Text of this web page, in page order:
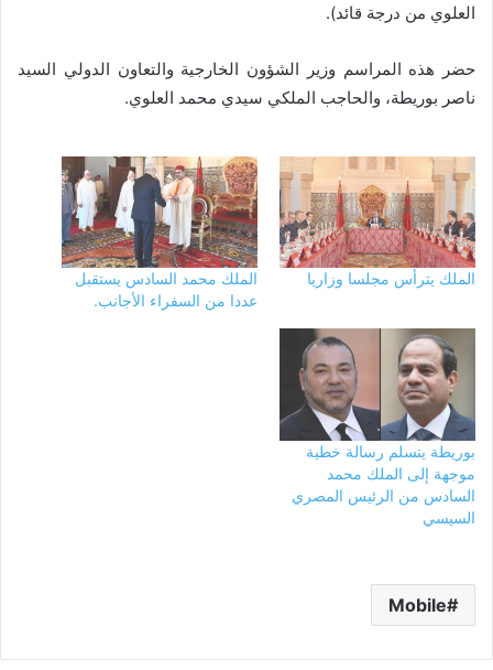
العلوي من درجة قائد).
حضر هذه المراسم وزير الشؤون الخارجية والتعاون الدولي السيد
ناصر بوريطة، والحاجب الملكي سيدي محمد العلوي.
الملك يترأس مجلسا وزاريا
الملك محمد السادس يستقبل
عددا من السفراء الأجانب.
بوريطة يتسلم رسالة خطية
موجهة إلى الملك محمد
السادس من الرئيس المصري
السيسي
Mobile